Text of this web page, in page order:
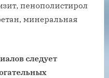
пенополистирол
минеральная
следует